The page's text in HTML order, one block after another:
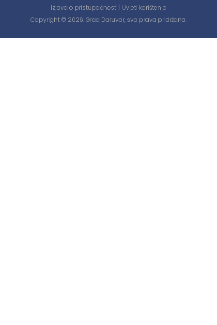
Izjava o pristupačnosti | Uvjeti korištenja
Copyright © 2026. Grad Daruvar, sva prava pridržana.